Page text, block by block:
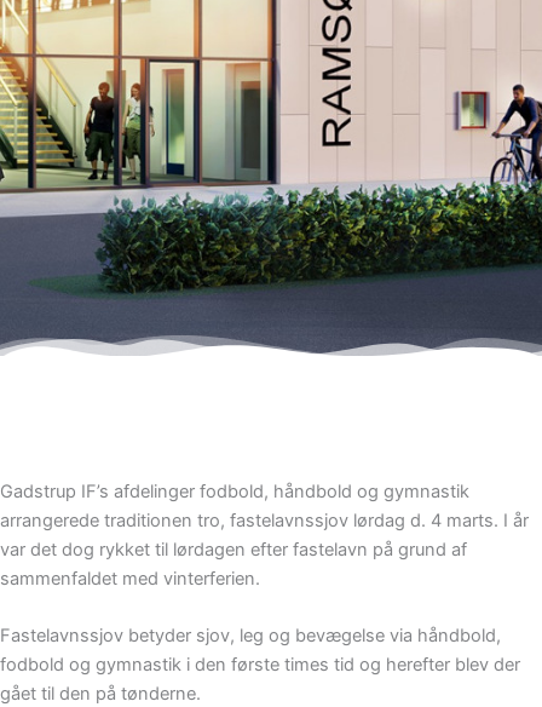
Gadstrup IF’s afdelinger fodbold, håndbold og gymnastik
arrangerede traditionen tro, fastelavnssjov lørdag d. 4 marts. I år
var det dog rykket til lørdagen efter fastelavn på grund af
sammenfaldet med vinterferien.
Fastelavnssjov betyder sjov, leg og bevægelse via håndbold,
fodbold og gymnastik i den første times tid og herefter blev der
gået til den på tønderne.